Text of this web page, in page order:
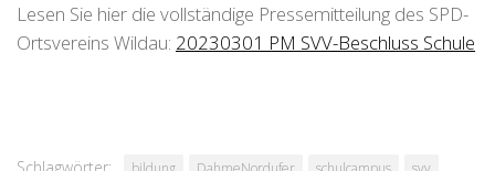
Lesen Sie hier die vollständige Pressemitteilung des SPD-
Ortsvereins Wildau: 20230301 PM SVV-Beschluss Schule